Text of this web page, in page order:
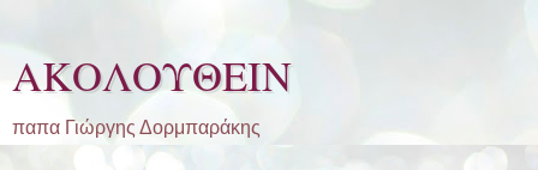
ΑΚΟΛΟΥΘΕΙΝ
παπα Γιώργης Δορμπαράκης